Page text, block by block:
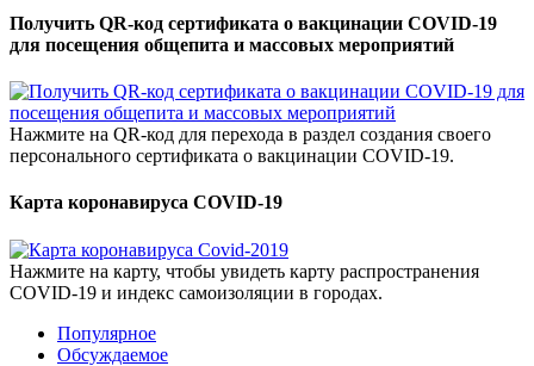
Получить QR-код сертификата о вакцинации COVID-19
для посещения общепита и массовых мероприятий
Нажмите на QR-код для перехода в раздел создания своего
персонального сертификата о вакцинации COVID-19.
Карта коронавируса COVID-19
Нажмите на карту, чтобы увидеть карту распространения
COVID-19 и индекс самоизоляции в городах.
Популярное
Обсуждаемое